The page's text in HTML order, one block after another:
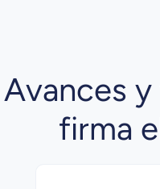
Avances
firma